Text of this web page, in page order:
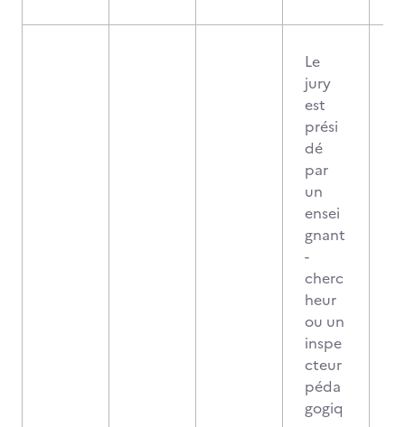
Le
jury
est
prési
dé
par
un
ensei
gnant
-
cherc
heur
ou un
inspe
cteur
péda
gogiq